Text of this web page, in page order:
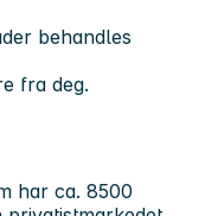
behandles
fra deg.
har ca. 8500